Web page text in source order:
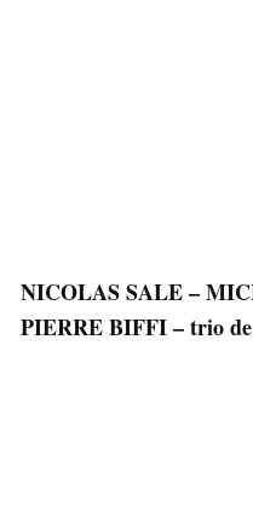
NICOLAS SALE –
PIERRE BIFFI – trio